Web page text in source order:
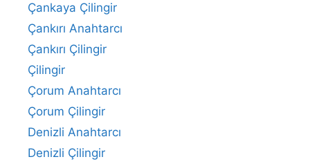
Çankaya Çilingir
Çankırı Anahtarcı
Çankırı Çilingir
Çilingir
Çorum Anahtarcı
Çorum Çilingir
Denizli Anahtarcı
Denizli Çilingir